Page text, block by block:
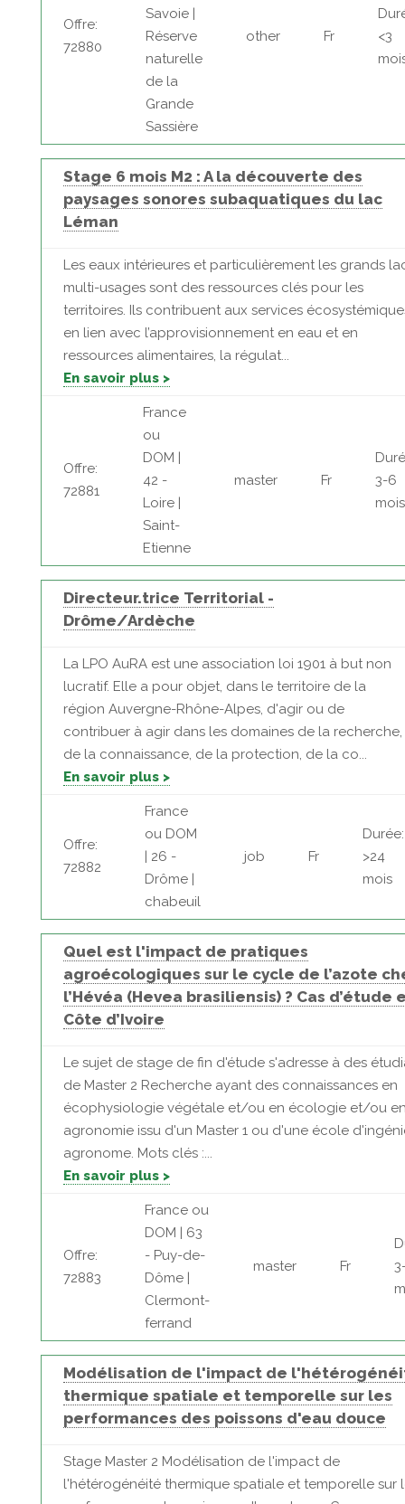
Offre:
72880
Savoie |
Réserve
naturelle
de la
Grande
Sassière
other Fr
<3
Stage 6 mois M2 : A la découverte des
paysages sonores subaquatiques du lac
Léman
Les eaux intérieures et particulièrement les grands
multi-usages sont des ressources clés pour les
territoires. Ils contribuent aux services
en lien avec l’approvisionnement en eau et en
ressources alimentaires, la régulat...
En savoir plus >
Offre:
72881
France
ou
DOM |
42 -
Loire |
Saint-
Etienne
master Fr
3-6
mois
Directeur.trice Territorial -
Drôme/Ardèche
La LPO AuRA est une association loi 1901 à but non
lucratif. Elle a pour objet, dans le territoire de la
région Auvergne-Rhône-Alpes, d'agir ou de
contribuer à agir dans les domaines de la recherche,
de la connaissance, de la protection, de la co...
En savoir plus >
Offre:
72882
France
ou DOM
| 26 -
Drôme |
chabeuil
job Fr
Durée:
>24
mois
Quel est l'impact de pratiques
agroécologiques sur le cycle de l’azote
l’Hévéa (Hevea brasiliensis) ? Cas d’étude
Côte d’Ivoire
Le sujet de stage de fin d'étude s'adresse à des
de Master 2 Recherche ayant des connaissances en
écophysiologie végétale et/ou en écologie et/ou
agronomie issu d'un Master 1 ou d'une école
agronome. Mots clés :...
En savoir plus >
Offre:
72883
France ou
DOM | 63
- Puy-de-
Dôme |
Clermont-
ferrand
master Fr
Modélisation de l'impact de
thermique spatiale et temporelle sur les
performances des poissons d'eau douce
Stage Master 2 Modélisation de l'impact de
l'hétérogénéité thermique spatiale et temporelle sur